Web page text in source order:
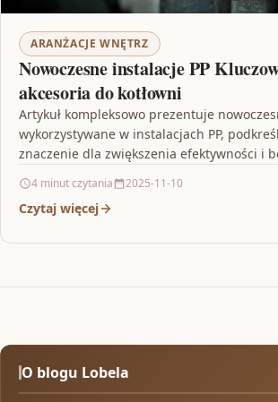
ARANŻACJE WNĘTRZ
Nowoczesne instalacje PP
akcesoria do kotłowni
Artykuł kompleksowo prezentuje
wykorzystywane w instalacjach PP,
znaczenie dla zwiększenia efektywności i
takie…
4 minut czytania 2025-11-10
Czytaj więcej
O blogu Lobela